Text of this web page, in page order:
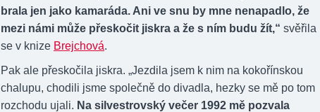
brala jen jako kamaráda. Ani ve snu by mne nenapadlo, že
mezi námi může přeskočit jiskra a že s ním budu žít,“ svěřila
se v knize Brejchová.
Pak ale přeskočila jiskra. „Jezdila jsem k nim na kokořínskou
chalupu, chodili jsme společně do divadla, hezky se mě po tom
rozchodu ujali. Na silvestrovský večer 1992 mě pozvala